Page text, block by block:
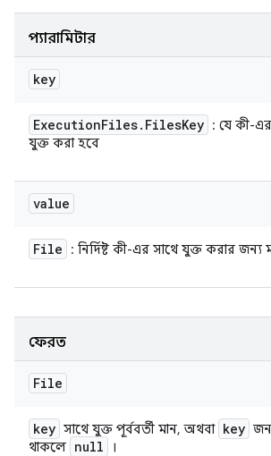
প্যারামিটার
key
ExecutionFiles. FilesKey : যে কী-এর
যুক্ত করা হবে
value
File : নির্দিষ্ট কী-এর সাথে যুক্ত করার জন্য
ফেরত
File
key সাথে যুক্ত পূর্ববর্তী মান, অথবা key
থাকলে null ।